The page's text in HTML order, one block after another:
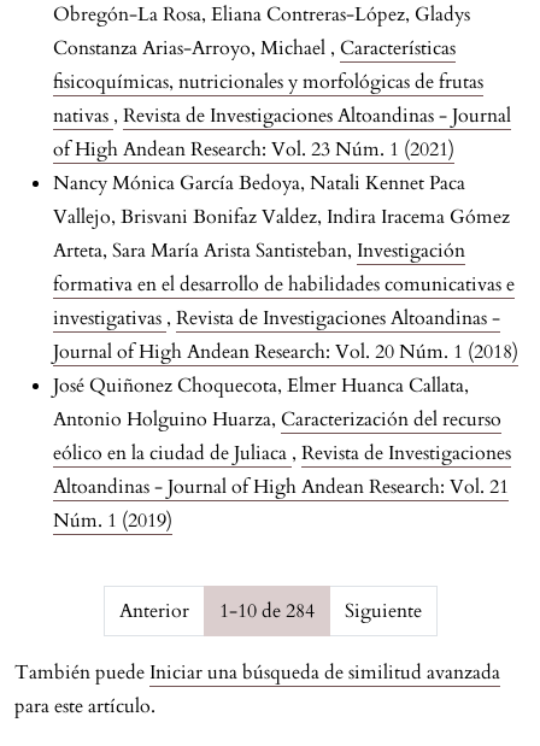
Obregón-La Rosa, Eliana Contreras-López, Gladys
Constanza Arias-Arroyo, Michael , Características
fisicoquímicas, nutricionales y morfológicas de frutas
nativas , Revista de Investigaciones Altoandinas - Journal
of High Andean Research: Vol. 23 Núm. 1 (2021)
Nancy Mónica García Bedoya, Natali Kennet Paca
Vallejo, Brisvani Bonifaz Valdez, Indira Iracema Gómez
Arteta, Sara María Arista Santisteban, Investigación
formativa en el desarrollo de habilidades comunicativas e
investigativas , Revista de Investigaciones Altoandinas -
Journal of High Andean Research: Vol. 20 Núm. 1 (2018)
José Quiñonez Choquecota, Elmer Huanca Callata,
Antonio Holguino Huarza, Caracterización del recurso
eólico en la ciudad de Juliaca , Revista de Investigaciones
Altoandinas - Journal of High Andean Research: Vol. 21
Núm. 1 (2019)
Page {$page} of {$pagesCount}
Anterior 1-10 de 284 Siguiente
También puede Iniciar una búsqueda de similitud avanzada
para este artículo.